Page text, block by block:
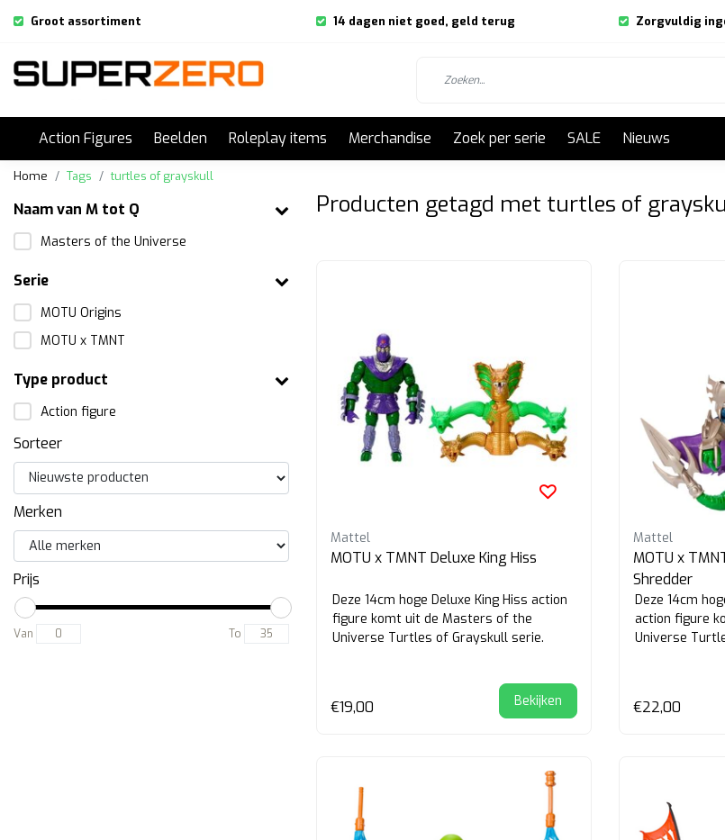
Groot assortiment 14 dagen niet goed, geld terug Zorgvuldig
Action Figures Beelden Roleplay items Merchandise Zoek per serie SALE Nieuws
Home Tags turtles of grayskull
Naam van M tot Q
Masters of the Universe
Serie
MOTU Origins
MOTU x TMNT
Type product
Action figure
Sorteer
Merken
Prijs
Van To
Producten getagd met turtles of
Mattel
MOTU x TMNT Deluxe King Hiss
Deze 14cm hoge Deluxe King Hiss action
figure komt uit de Masters of the
Universe Turtles of Grayskull serie.
€19,00 Bekijken
Mattel
MOTU x
Shredder
Deze 14cm
action figure
Universe
€22,00